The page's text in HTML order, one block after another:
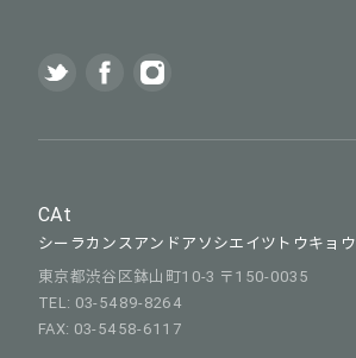
CAt
シーラカンスアンドアソシエイツトウキョウ
東京都渋谷区鉢山町10-3 〒150-0035
TEL: 03-5489-8264
FAX: 03-5458-6117